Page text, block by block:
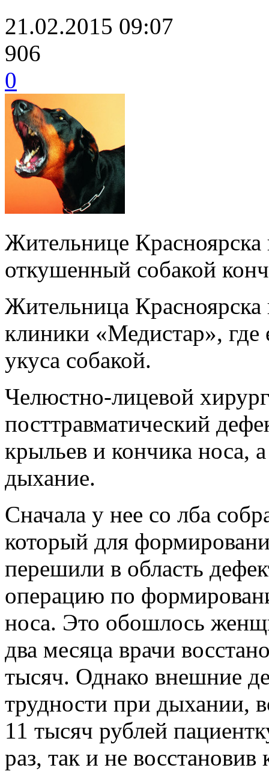
21.02.2015 09:07
906
0
Жительнице Красноярска
‬откушенный собакой‭
Жительница Красноярска
клиники‭ «‬Медистар‭»‬,‭ ‬где‭
‬укуса‭ ‬собакой.‭
Челюстно-лицевой‭
‬посттравматический‭
‬крыльев‭ ‬и‭ ‬кончика‭ ‬носа,‭
‬дыхание.
Сначала‭ ‬у нее‭ ‬со‭ ‬лба‭
‬который‭ ‬для‭
‬перешили‭ ‬в‭ ‬область‭
‬операцию‭ ‬по‭
‬носа.‭ ‬Это‭ ‬обошлось‭
‬два‭ ‬месяца‭ ‬врачи‭
‬тысяч.‭ ‬Однако‭ ‬внешние‭
‬трудности‭ ‬при‭ ‬дыхании,‭
‬11‭ ‬тысяч‭ ‬рублей‭
раз,‭ ‬так‭ ‬и‭ ‬не‭ ‬восстановив‭